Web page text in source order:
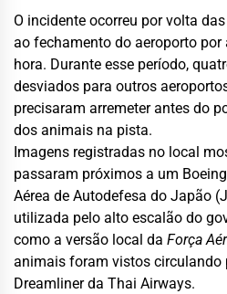
O incidente ocorreu por volta
ao fechamento do aeroporto
hora. Durante esse período,
desviados para outros
precisaram arremeter antes do
dos animais na pista.
Imagens registradas no local
passaram próximos a um
Aérea de Autodefesa do Japão
utilizada pelo alto escalão do
como a versão local da Força
animais foram vistos circulando
Dreamliner da Thai Airways.